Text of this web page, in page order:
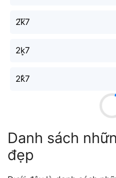
2k⃜7
2k͎7
2k̐7
Danh sách
đẹp